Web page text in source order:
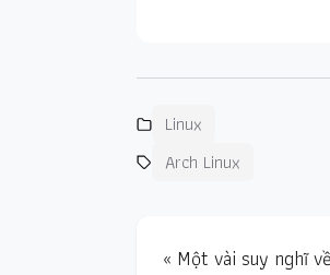
Linux
Arch Linux
« Một vài suy nghĩ